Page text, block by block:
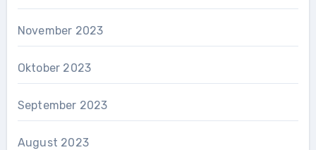
November 2023
Oktober 2023
September 2023
August 2023